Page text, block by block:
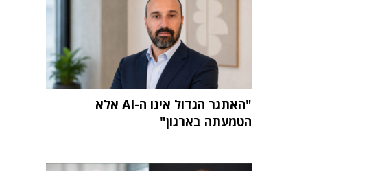
"האתגר הגדול אינו ה-AI אלא
הטמעתה בארגון"